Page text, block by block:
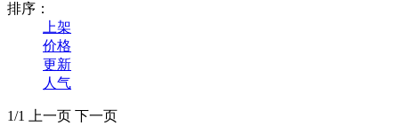
排序：
上架
价格
更新
人气
1/1 上一页
下一页